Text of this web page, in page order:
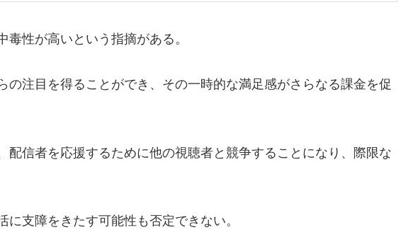
性が高いという指摘がある。
の注目を得ることができ、その一時的な満足感がさらなる課金を促
配信者を応援するために他の視聴者と競争することになり、際限な
支障をきたす可能性も否定できない。